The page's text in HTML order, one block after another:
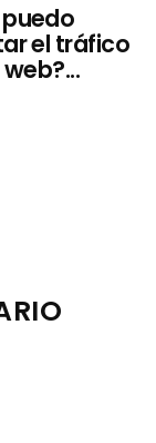
el tráfico